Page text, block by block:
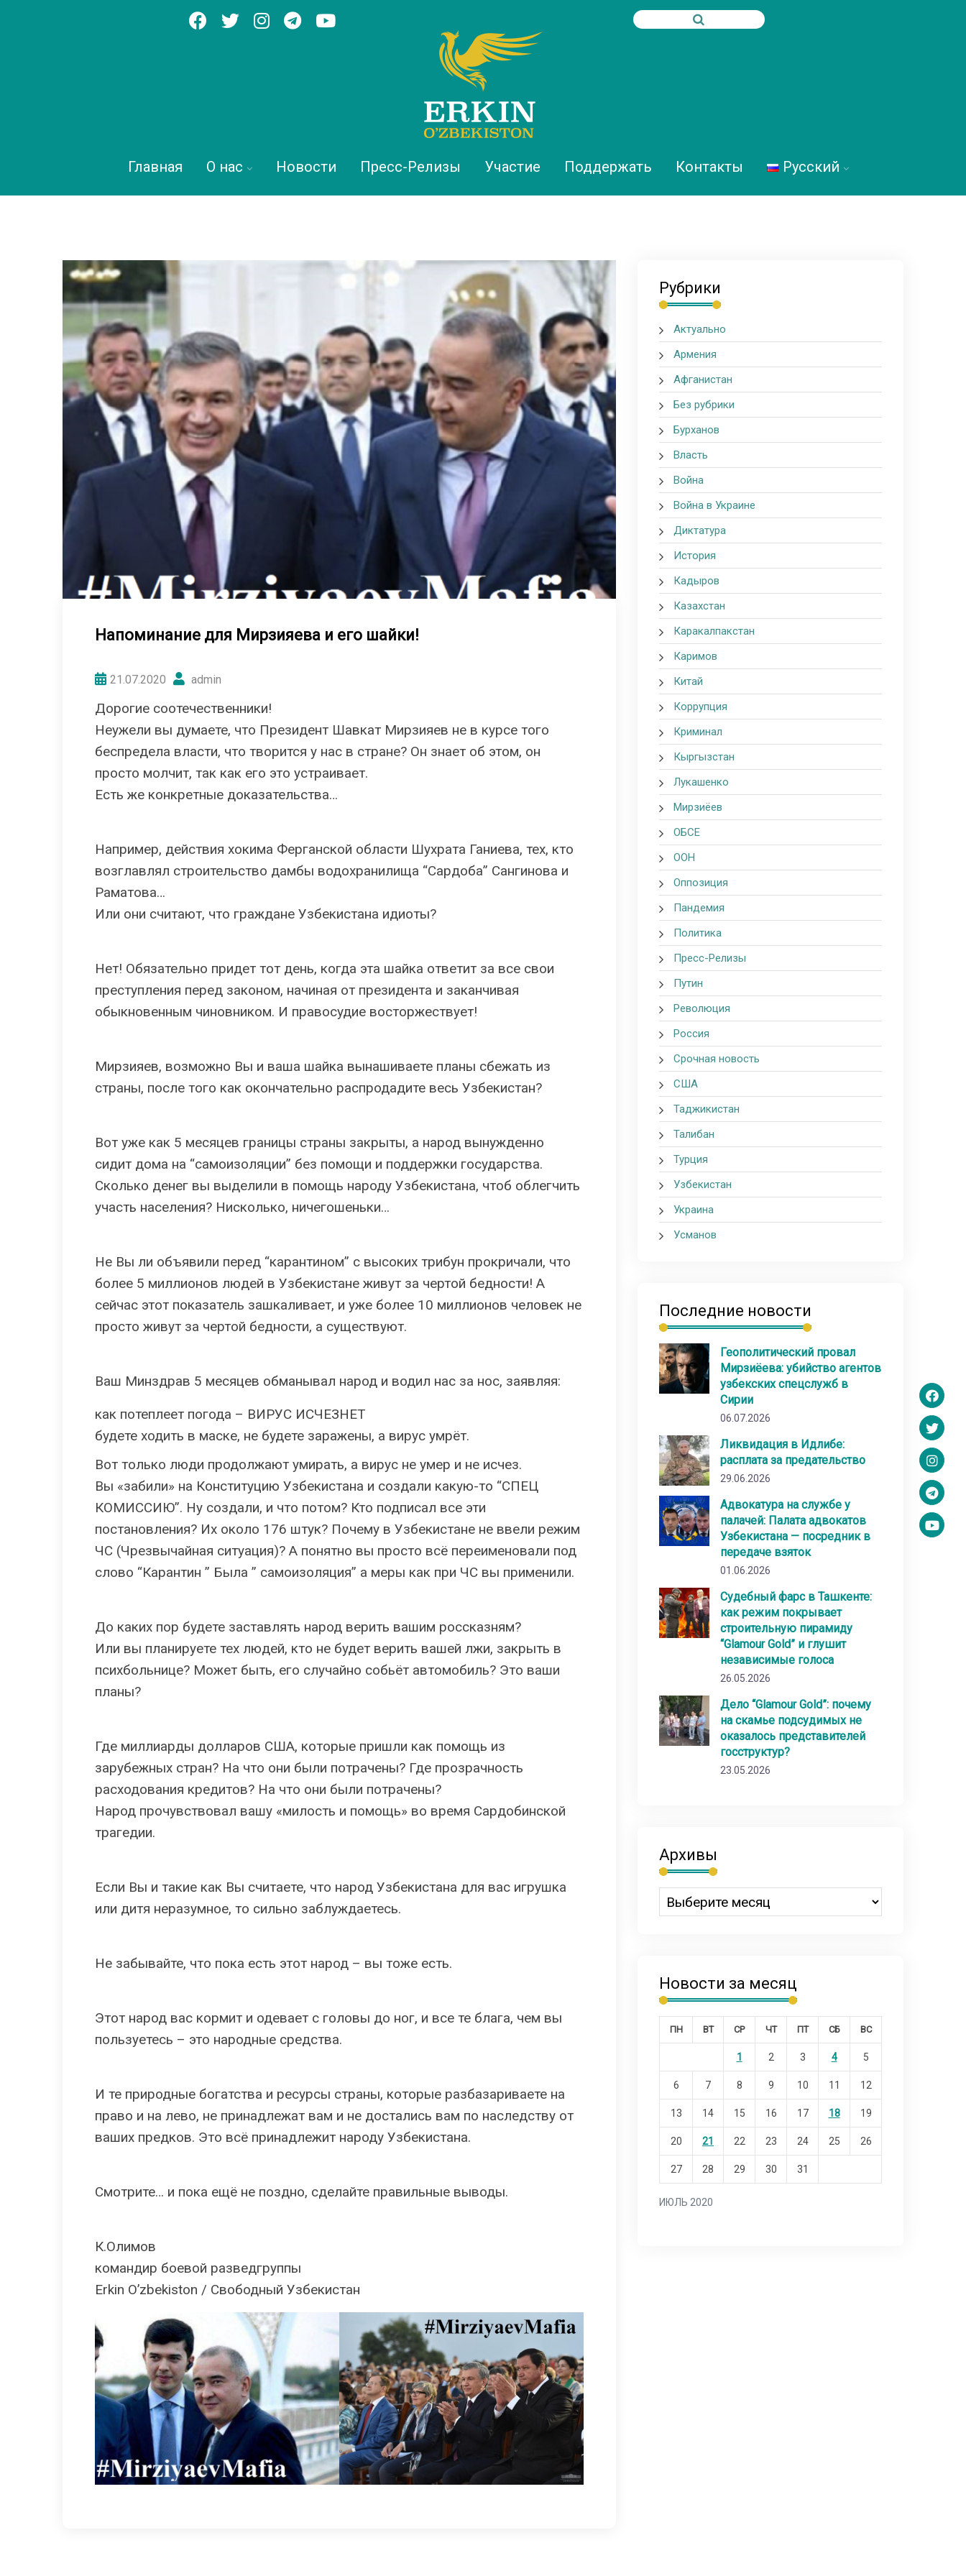
Главная О нас Новости Пресс-Релизы Участие Поддержать Контакты Русский
Напоминание для Мирзияева и его шайки!
21.07.2020 admin
Дорогие соотечественники!
Неужели вы думаете, что Президент Шавкат Мирзияев не в курсе того
беспредела власти, что творится у нас в стране? Он знает об этом, он
просто молчит, так как его это устраивает.
Есть же конкретные доказательства…
Например, действия хокима Ферганской области Шухрата Ганиева, тех, кто
возглавлял строительство дамбы водохранилища “Сардоба” Сангинова и
Раматова…
Или они считают, что граждане Узбекистана идиоты?
Нет! Обязательно придет тот день, когда эта шайка ответит за все свои
преступления перед законом, начиная от президента и заканчивая
обыкновенным чиновником. И правосудие восторжествует!
Мирзияев, возможно Вы и ваша шайка вынашиваете планы сбежать из
страны, после того как окончательно распродадите весь Узбекистан?
Вот уже как 5 месяцев границы страны закрыты, а народ вынужденно
сидит дома на “самоизоляции” без помощи и поддержки государства.
Сколько денег вы выделили в помощь народу Узбекистана, чтоб облегчить
участь населения? Нисколько, ничегошеньки…
Не Вы ли объявили перед “карантином” с высоких трибун прокричали, что
более 5 миллионов людей в Узбекистане живут за чертой бедности! А
сейчас этот показатель зашкаливает, и уже более 10 миллионов человек не
просто живут за чертой бедности, а существуют.
Ваш Минздрав 5 месяцев обманывал народ и водил нас за нос, заявляя:
как потеплеет погода – ВИРУС ИСЧЕЗНЕТ
будете ходить в маске, не будете заражены, а вирус умрёт.
Вот только люди продолжают умирать, а вирус не умер и не исчез.
Вы «забили» на Конституцию Узбекистана и создали какую-то “СПЕЦ
КОМИССИЮ”. Ну создали, и что потом? Кто подписал все эти
постановления? Их около 176 штук? Почему в Узбекистане не ввели режим
ЧС (Чрезвычайная ситуация)? А понятно вы просто всё переименовали под
слово “Карантин ” Была ” самоизоляция” а меры как при ЧС вы применили.
До каких пор будете заставлять народ верить вашим россказням?
Или вы планируете тех людей, кто не будет верить вашей лжи, закрыть в
психбольнице? Может быть, его случайно собьёт автомобиль? Это ваши
планы?
Где миллиарды долларов США, которые пришли как помощь из
зарубежных стран? На что они были потрачены? Где прозрачность
расходования кредитов? На что они были потрачены?
Народ прочувствовал вашу «милость и помощь» во время Сардобинской
трагедии.
Если Вы и такие как Вы считаете, что народ Узбекистана для вас игрушка
или дитя неразумное, то сильно заблуждаетесь.
Не забывайте, что пока есть этот народ – вы тоже есть.
Этот народ вас кормит и одевает с головы до ног, и все те блага, чем вы
пользуетесь – это народные средства.
И те природные богатства и ресурсы страны, которые разбазариваете на
право и на лево, не принадлежат вам и не достались вам по наследству от
ваших предков. Это всё принадлежит народу Узбекистана.
Смотрите… и пока ещё не поздно, сделайте правильные выводы.
К.Олимов
командир боевой разведгруппы
Erkin O’zbekiston / Свободный Узбекистан
Рубрики
Актуально
Армения
Афганистан
Без рубрики
Бурханов
Власть
Война
Война в Украине
Диктатура
История
Кадыров
Казахстан
Каракалпакстан
Каримов
Китай
Коррупция
Криминал
Кыргызстан
Лукашенко
Мирзиёев
ОБСЕ
ООН
Оппозиция
Пандемия
Политика
Пресс-Релизы
Путин
Революция
Россия
Срочная новость
США
Таджикистан
Талибан
Турция
Узбекистан
Украина
Усманов
Последние новости
Геополитический провал
Мирзиёева: убийство агентов
узбекских спецслужб в
Сирии
06.07.2026
Ликвидация в Идлибе:
расплата за предательство
29.06.2026
Адвокатура на службе у
палачей: Палата адвокатов
Узбекистана — посредник в
передаче взяток
01.06.2026
Судебный фарс в Ташкенте:
как режим покрывает
строительную пирамиду
“Glamour Gold” и глушит
независимые голоса
26.05.2026
Дело “Glamour Gold”: почему
на скамье подсудимых не
оказалось представителей
госструктур?
23.05.2026
Архивы
Новости за месяц
ИЮЛЬ 2020
ПН ВТ СР ЧТ ПТ СБ ВС
1 2 3 4 5
6 7 8 9 10 11 12
13 14 15 16 17 18 19
20 21 22 23 24 25 26
27 28 29 30 31